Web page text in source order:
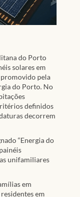
do Porto
solares em
pela
do Porto. No
definidos
decorrem
“Energia do
unifamiliares
em
em